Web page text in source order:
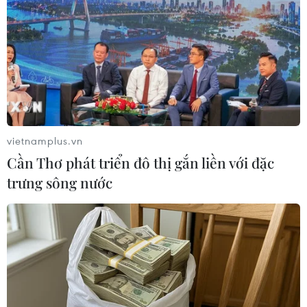
07/08/2026 06:29
Meta bồi thường gần 600 triệu USD
vì gây tổn hại sức khỏe tâm thần trẻ
em
07/08/2026 04:28
Chuyên gia Canada đánh giá cao bản
lĩnh đối ngoại của Việt Nam
07/08/2026 03:49
Venezuela khởi động đàm phán về
tiến trình chuyển giao chính trị
07/08/2026 02:58
vietnamplus.vn
Cần Thơ phát triển đô thị gắn liền với đặc
trưng sông nước